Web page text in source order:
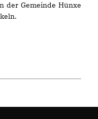
der Gemeinde Hünxe